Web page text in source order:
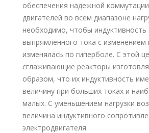
обеспечения надежной
двигателей во всем диапазоне
необходимо, чтобы индуктивность
выпрямленного тока с изменением
изменялась по гиперболе. С этой
сглаживающие реакторы
образом, что их индуктивность
величину при больших токах и
малых. С уменьшением нагрузки
величина индуктивного
электродвигателя.